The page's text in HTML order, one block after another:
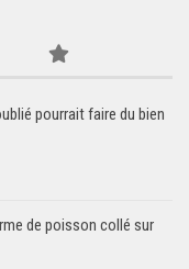
pourrait faire du bien
de poisson collé sur